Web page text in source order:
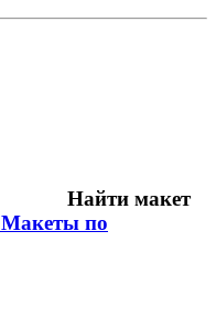
Найти макет
Макеты по